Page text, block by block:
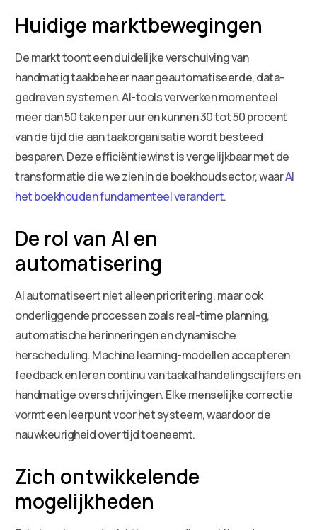
Huidige marktbewegingen
De markt toont een duidelijke verschuiving van
handmatig taakbeheer naar geautomatiseerde, data-
gedreven systemen. AI-tools verwerken momenteel
meer dan 50 taken per uur en kunnen 30 tot 50 procent
van de tijd die aan taakorganisatie wordt besteed
besparen. Deze efficiëntiewinst is vergelijkbaar met de
transformatie die we zien in de boekhoudsector, waarAI
het boekhouden fundamenteel verandert.
De rol van AI en
automatisering
AI automatiseert niet alleen prioritering, maar ook
onderliggende processen zoals real-time planning,
automatische herinneringen en dynamische
herscheduling. Machine learning-modellen accepteren
feedback en leren continu van taakafhandelingscijfers en
handmatige overschrijvingen. Elke menselijke correctie
vormt een leerpunt voor het systeem, waardoor de
nauwkeurigheid over tijd toeneemt.
Zich ontwikkelende
mogelijkheden